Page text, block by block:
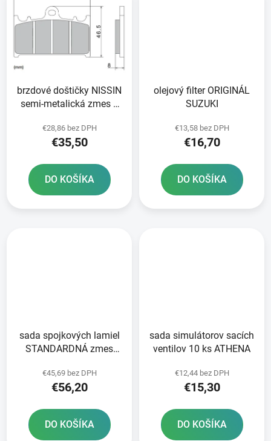
brzdové doštičky NISSIN
semi-metalická zmes 2
€28,86 bez DPH
€35,50
DO KOŠÍKA
olejový filter ORIGINÁL
SUZUKI
€13,58 bez DPH
€16,70
DO KOŠÍKA
sada spojkových lamiel
STANDARDNÁ zmes
€45,69 bez DPH
€56,20
DO KOŠÍKA
sada simulátorov sacích
ventilov 10 ks ATHENA
€12,44 bez DPH
€15,30
DO KOŠÍKA